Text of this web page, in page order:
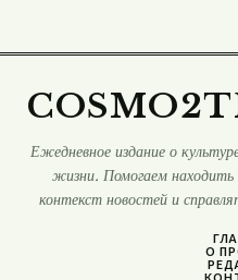
Ежедневное издание о
жизни. Помогаем
контекст новостей и
О